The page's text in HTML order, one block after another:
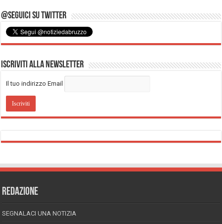
@Seguici su Twitter
Iscriviti alla Newsletter
Il tuo indirizzo Email
REDAZIONE
SEGNALACI UNA NOTIZIA